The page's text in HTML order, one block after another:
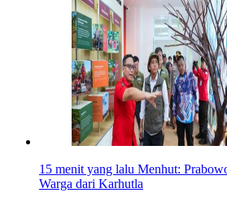
15 menit yang lalu Menhut:
Warga dari Karhutla